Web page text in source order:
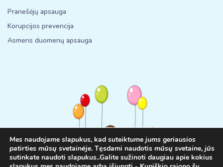
Pranešėjų apsauga
Korupcijos prevencija
Asmens duomenų apsauga
Mes naudojame slapukus, kad suteiktume jums geriausios
patirties mūsų svetainėje. Tęsdami naudotis mūsų svetaine, jūs
sutinkate naudoti slapukus..Galite sužinoti daugiau apie kokius